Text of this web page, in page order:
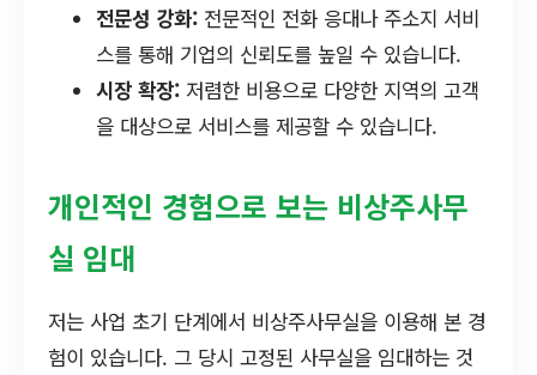
전문성 강화: 전문적인 전화 응대나 주소지 서비
스를 통해 기업의 신뢰도를 높일 수 있습니다.
시장 확장: 저렴한 비용으로 다양한 지역의 고객
을 대상으로 서비스를 제공할 수 있습니다.
개인적인 경험으로 보는 비상주사무
실 임대
저는 사업 초기 단계에서 비상주사무실을 이용해 본 경
험이 있습니다. 그 당시 고정된 사무실을 임대하는 것